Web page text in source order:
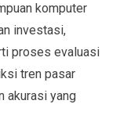
komputer
investasi,
proses evaluasi
tren pasar
akurasi yang